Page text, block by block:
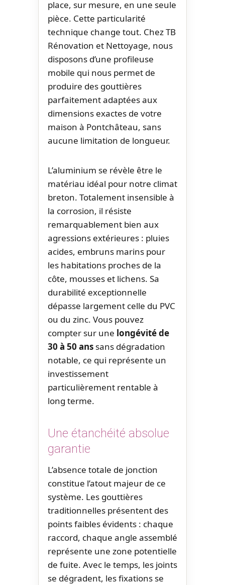
place, sur mesure, en une seule
pièce. Cette particularité
technique change tout. Chez TB
Rénovation et Nettoyage, nous
disposons d’une profileuse
mobile qui nous permet de
produire des gouttières
parfaitement adaptées aux
dimensions exactes de votre
maison à Pontchâteau, sans
aucune limitation de longueur.
L’aluminium se révèle être le
matériau idéal pour notre climat
breton. Totalement insensible à
la corrosion, il résiste
remarquablement bien aux
agressions extérieures : pluies
acides, embruns marins pour
les habitations proches de la
côte, mousses et lichens. Sa
durabilité exceptionnelle
dépasse largement celle du PVC
ou du zinc. Vous pouvez
compter sur une longévité de
30 à 50 ans sans dégradation
notable, ce qui représente un
investissement
particulièrement rentable à
long terme.
Une étanchéité absolue
garantie
L’absence totale de jonction
constitue l’atout majeur de ce
système. Les gouttières
traditionnelles présentent des
points faibles évidents : chaque
raccord, chaque angle assemblé
représente une zone potentielle
de fuite. Avec le temps, les joints
se dégradent, les fixations se